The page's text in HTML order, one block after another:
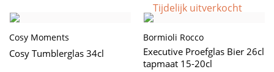
Cosy Moments
Cosy Tumblerglas 34cl
Tijdelijk uitverkocht
Bormioli Rocco
Executive Proefglas Bier 26cl
tapmaat 15-20cl